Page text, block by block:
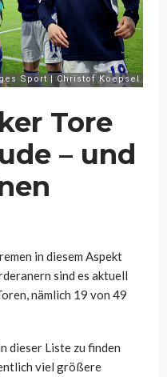
Tore
– und
in diesem Aspekt
sind es aktuell
nämlich 19 von 49
dieser Liste zu finden
viel größere